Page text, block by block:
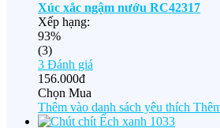
Xúc xắc ngậm nướu RC42317
Xếp hạng:
93%
(3)
3 Đánh giá
156.000đ
Chọn Mua
Thêm vào danh sách yêu thích